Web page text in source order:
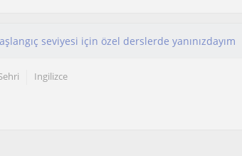
seviyesi için özel derslerde yanınızdayım
Ingilizce